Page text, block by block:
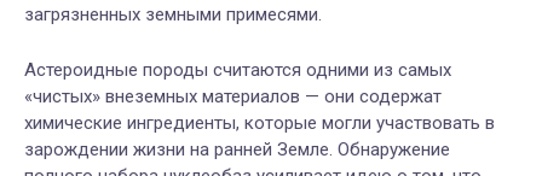
загрязненных земными примесями.
Астероидные породы считаются одними из самых
«чистых» внеземных материалов — они содержат
химические ингредиенты, которые могли участвовать в
зарождении жизни на ранней Земле. Обнаружение